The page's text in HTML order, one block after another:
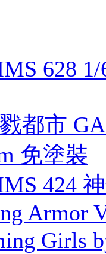
628
都市
免塗裝
424
Armor
Girls